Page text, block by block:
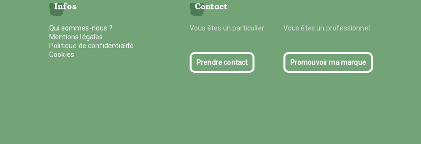
Infos
Qui sommes-nous ?
Mentions légales
Politique de confidentialité
Cookies
Contact
Vous êtes un particulier Vous êtes un professionnel
Prendre contact Promouvoir ma marque